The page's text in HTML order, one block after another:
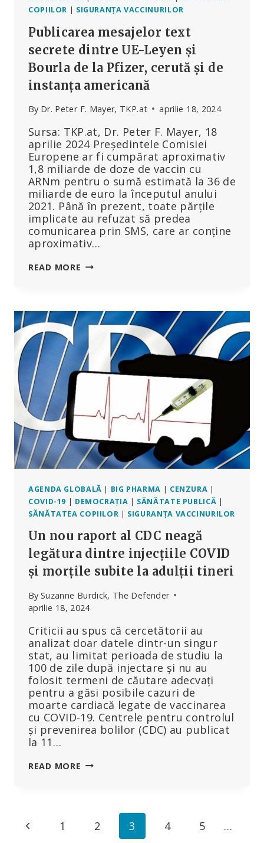
COPIILOR | SIGURANȚA VACCINURILOR
Publicarea mesajelor text
secrete dintre UE-Leyen și
Bourla de la Pfizer, cerută și de
instanța americană
By Dr. Peter F. Mayer, TKP.at aprilie 18, 2024
Sursa: TKP.at, Dr. Peter F. Mayer, 18
aprilie 2024 Președintele Comisiei
Europene ar fi cumpărat aproximativ
1,8 miliarde de doze de vaccin cu
ARNm pentru o sumă estimată la 36 de
miliarde de euro la începutul anului
2021. Până în prezent, toate părțile
implicate au refuzat să predea
comunicarea prin SMS, care ar conține
aproximativ…
READ MORE PUBLICAREA
DINTRE
UE-
LEYEN
ȘI
BOURLA
DE
PFIZER,
CERUTĂ
DE
INSTANȚA
AMERICANĂ
AGENDA GLOBALĂ | BIG PHARMA | CENZURA |
COVID-19 | DEMOCRAȚIA | SĂNĂTATE PUBLICĂ |
SĂNĂTATEA COPIILOR | SIGURANȚA VACCINURILOR
Un nou raport al CDC neagă
legătura dintre injecțiile COVID
și morțile subite la adulții tineri
By Suzanne Burdick, The Defender
aprilie 18, 2024
Criticii au spus că cercetătorii au
analizat doar datele dintr-un singur
stat, au limitat perioada de studiu la
100 de zile după injectare și nu au
folosit termeni de căutare adecvați
pentru a găsi posibile cazuri de
moarte cardiacă legate de vaccinarea
cu COVID-19. Centrele pentru controlul
și prevenirea bolilor (CDC) au publicat
la 11…
READ MORE UN
NEAGĂ
LEGĂTURA
Page
Previous
1 2 3 4 5
…